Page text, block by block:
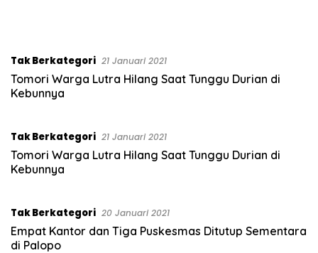
Tak Berkategori 21 Januari 2021
Tomori Warga Lutra Hilang Saat Tunggu Durian di
Kebunnya
Tak Berkategori 21 Januari 2021
Tomori Warga Lutra Hilang Saat Tunggu Durian di
Kebunnya
Tak Berkategori 20 Januari 2021
Empat Kantor dan Tiga Puskesmas Ditutup Sementara
di Palopo